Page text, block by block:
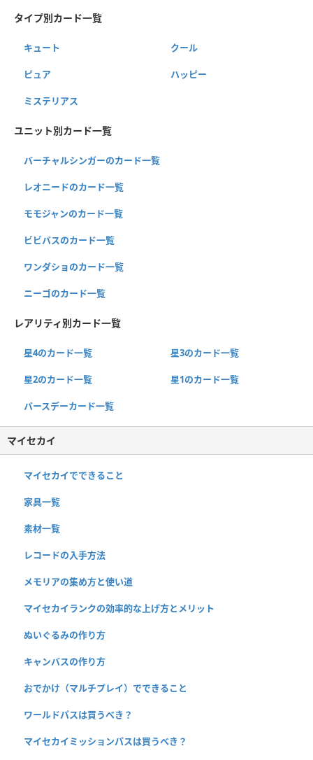
タイプ別カード一覧
キュート クール
ピュア ハッピー
ミステリアス
ユニット別カード一覧
バーチャルシンガーのカード一覧
レオニードのカード一覧
モモジャンのカード一覧
ビビバスのカード一覧
ワンダショのカード一覧
ニーゴのカード一覧
レアリティ別カード一覧
星4のカード一覧 星3のカード一覧
星2のカード一覧 星1のカード一覧
バースデーカード一覧
マイセカイ
マイセカイでできること
家具一覧
素材一覧
レコードの入手方法
メモリアの集め方と使い道
マイセカイランクの効率的な上げ方とメリット
ぬいぐるみの作り方
キャンバスの作り方
おでかけ（マルチプレイ）でできること
ワールドパスは買うべき？
マイセカイミッションパスは買うべき？